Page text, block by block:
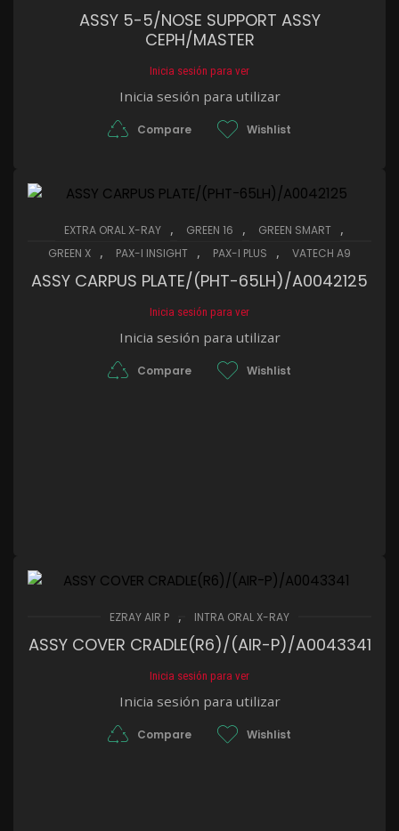
ASSY 5-5/NOSE SUPPORT ASSY
CEPH/MASTER
Inicia sesión para ver
Inicia sesión para utilizar
Compare Wishlist
EXTRA ORAL X-RAY , GREEN 16 , GREEN SMART ,
GREEN X , PAX-I INSIGHT , PAX-I PLUS , VATECH A9
ASSY CARPUS PLATE/(PHT-65LH)/A0042125
Inicia sesión para ver
Inicia sesión para utilizar
Compare Wishlist
EZRAY AIR P , INTRA ORAL X-RAY
ASSY COVER CRADLE(R6)/(AIR-P)/A0043341
Inicia sesión para ver
Inicia sesión para utilizar
Compare Wishlist